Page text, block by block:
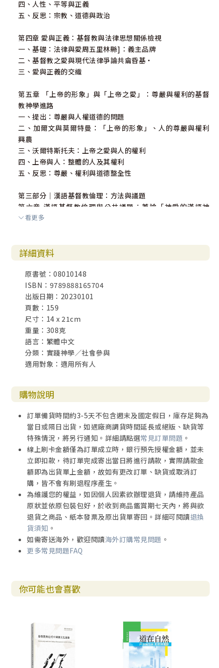
四、人性、平等與正義
五、反思：宗教、道德與政治
第四章 愛與正義：基督教與法律思想關係檢視
一、基礎：法律與愛周五里林縣]：義主品牌
二、基督教之愛與現代法律爭論共龠昏基·
三、愛與正義的交織
第五章 「上帝的形象」與「上帝之愛」：尊嚴與權利的基督
教神學進路
一、提出：尊嚴與人權道德的問題
二、加爾文與莫爾特曼：「上帝的形象」、人的尊嚴與權利
興農
三、沃爾特斯托夫：上帝之愛與人的權利
四、上帝與人：整體的人及其權利
五、反思：尊嚴、權利與道德整全性
第三部分｜漢語基督教倫理：方法與議題
第六章 漢語基督教倫理與公共議題：兼論「神愛的漢語神
學」的可能性
三、基督教倫理與社會處境者
四、反思：基督教倫理研究的漢語處境——意義與問題
第七章 愛與正義的動態關係：儒家與中國社會處境的視角
一、問題提出和研究思路
二、愛與正義的動態關係
三、儒家論愛與正義
四、中國社會正義的追求：制度、儒家之仁與基督教之愛
五、基督教之愛與中國社會正義問題：愛如何表達
六、批判性評價：中國處境中愛與正義的區別和聯繫
一、中國的社會多元：現實與問題
二、個體、社會與國家：儒家的解釋與回應
四、反思：中國的社會多元問題與多元主義理論
第九章 政治神學、公民宗教與公共神學在中國：儒家與基督
教的視角
一、政治神學、公民宗教與公共神學：內涵與差異
二、基督教與中國社會公共處境：何種選擇？
三、反思：批判與負責任的神學
結語 漢語基督教倫理的公共與跨學科面向
參考書目
英文摘要
看更多
詳細資料
原書號：08010148
ISBN：9789888165704
出版日期：20230101
頁數：159
尺寸：14 x 21cm
重量：308克
語言：繁體中文
分類：實踐神學／社會參與
適用對象：適用所有人
購物說明
訂單備貨時間約3-5天不包含週末及國定假日，庫存足夠為
當日或隔日出貨，如遇廠商調貨時間延長或絕版、缺貨等
特殊情況，將另行通知。詳細請點選常見訂單問題 。
線上刷卡金額僅為訂單成立時，銀行預先授權金額，並未
立即扣款，待訂單完成寄出當日將進行請款，實際請款金
額即為出貨單上金額，故如有更改訂單、缺貨或取消訂
購，皆不會有刷退程序產生。
為維護您的權益，如因個人因素欲辦理退貨，請維持產品
原狀並依原包裝包好，於收到商品鑑賞期七天內，將與欲
退貨之商品、紙本發票及原出貨單寄回。詳細可閱讀退換
貨須知 。
如需寄送海外，歡迎閱讀海外訂購常見問題 。
更多常見問題FAQ
你可能也會喜歡